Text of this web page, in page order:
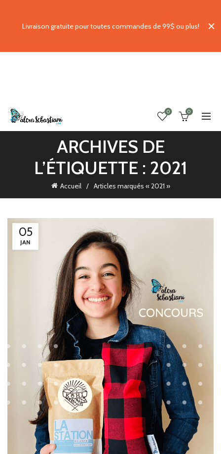
0 0
ARCHIVES DE
L’ÉTIQUETTE : 2021
Accueil Articles marqués « 2021 »
05
JAN
Livraison gratuite pour toutes commandes de 99$ ou plus!